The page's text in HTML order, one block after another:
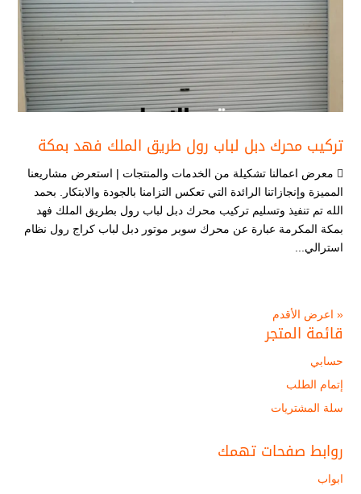
تركيب محرك دبل لباب رول طريق الملك فهد بمكة
 معرض اعمالنا تشكيلة من الخدمات والمنتجات | استعرض مشاريعنا
المميزة وإنجازاتنا الرائدة التي تعكس التزامنا بالجودة والابتكار. بحمد
الله تم تنفيذ وتسليم تركيب محرك دبل لباب رول بطريق الملك فهد
بمكة المكرمة عبارة عن محرك سوبر موتور دبل لباب كراج رول نظام
استرالي...
« اعرض الأقدم
قائمة المتجر
حسابي
إتمام الطلب
سلة المشتريات
روابط صفحات تهمك
ابواب